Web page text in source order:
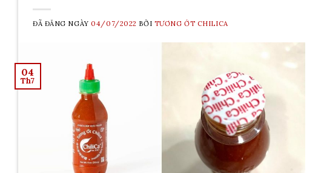
ĐÃ ĐĂNG NGÀY04/07/2022 BỞI TƯƠNG ỚT CHILICA
04
Th7